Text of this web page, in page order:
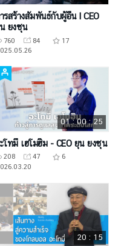
รสร้างสัมพันธ์กับผู้อื่น l CEO
ยงซุน
760 84
17
01 : 00 : 25
โทมี่ เฮโมฮิม - CEO ยุน ยงซุน
208 47
6
20 : 15